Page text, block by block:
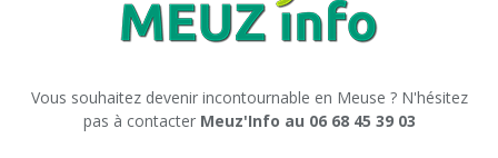
Vous souhaitez devenir incontournable en Meuse ? N'hésitez
pas à contacter Meuz'Info au 06 68 45 39 03